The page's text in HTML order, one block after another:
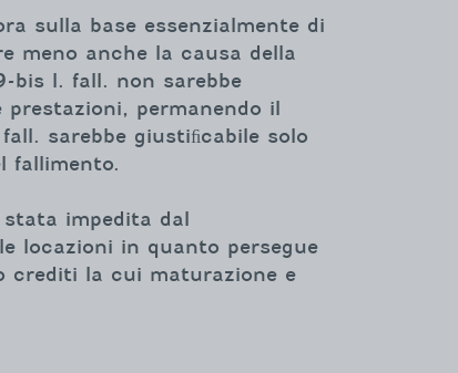
sulla base essenzialmente di
meno anche la causa della
bis l. fall. non sarebbe
permanendo il
sarebbe giustiﬁcabile solo
fallimento.
impedita dal
locazioni in quanto persegue
crediti la cui maturazione e